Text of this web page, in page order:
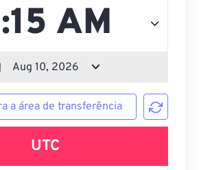
a área de transferência
UTC